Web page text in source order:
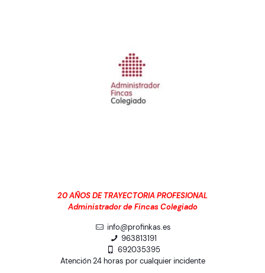
20 AÑOS DE TRAYECTORIA PROFESIONAL
Administrador de Fincas Colegiado
info@profinkas.es
963813191
692035395
Atención 24 horas por cualquier incidente